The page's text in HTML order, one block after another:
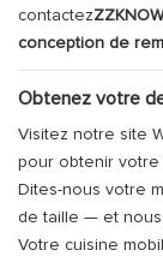
contactez
conception de
Obtenez votre
Visitez notre site
pour obtenir votre
Dites-nous votre
de taille — et
Votre cuisine